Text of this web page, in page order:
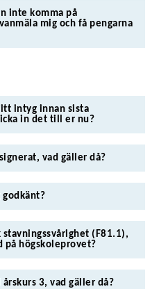
inte komma på
mig och få pengarna
intyg innan sista
in det till er nu?
vad gäller då?
(F81.1),
på högskoleprovet?
3, vad gäller då?